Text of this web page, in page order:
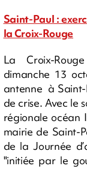
Saint-Paul :
la Croix-Rouge
La Croix-
dimanche 13
antenne à
de crise. Avec le
régionale océan
mairie de Saint-
de la Journée
"initiée par le